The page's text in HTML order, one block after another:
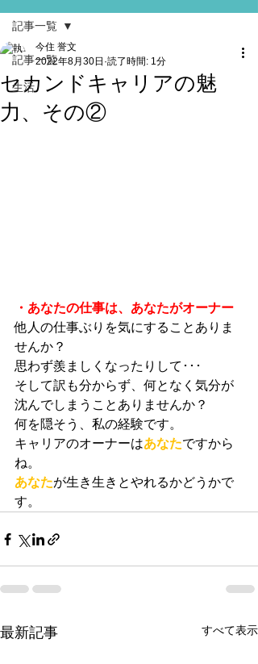
記事一覧
生活
記事一覧
セカンドキャリアの魅
力、その②
今住 誉文
2022年8月30日 読了時間: 1分
・あなたの仕事は、あなたがオーナー
他人の仕事ぶりを気にすることありま
せんか？
思わず羨ましくなったりして･･･
そして訳も分からず、何となく気分が
沈んでしまうことありませんか？
何を隠そう、私の経験です。
キャリアのオーナーはあなたですから
ね。
あなたが生き生きとやれるかどうかで
す。
最新記事 すべて表示